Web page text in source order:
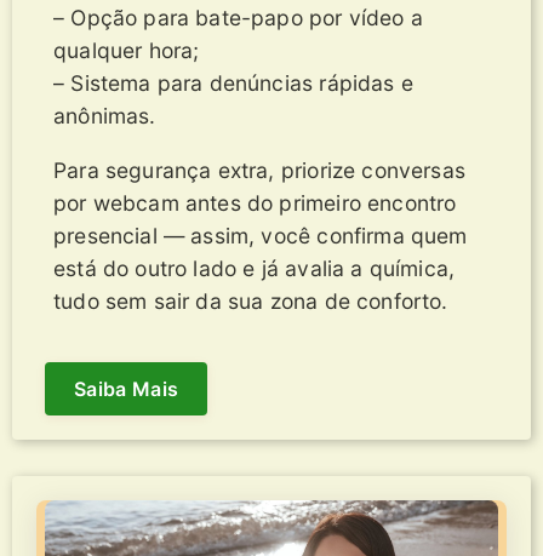
– Opção para bate-papo por vídeo a
qualquer hora;
– Sistema para denúncias rápidas e
anônimas.
Para segurança extra, priorize conversas
por webcam antes do primeiro encontro
presencial — assim, você confirma quem
está do outro lado e já avalia a química,
tudo sem sair da sua zona de conforto.
Saiba Mais